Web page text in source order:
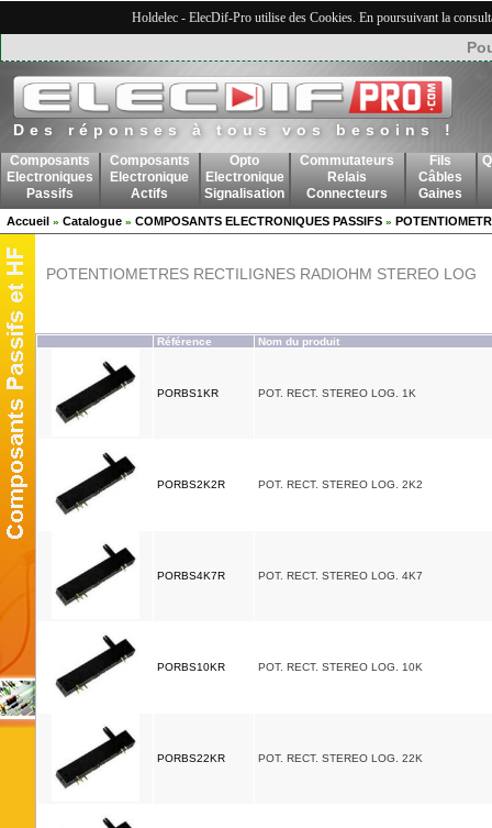
Holdelec - ElecDif-Pro utilise des Cookies. En poursuivant la
Des réponses à tous vos besoins !
Composants
Electroniques
Passifs
Composants
Electronique
Actifs
Opto
Electronique
Signalisation
Commutateurs
Relais
Connecteurs
Fils
Câbles
Gaines
Accueil » Catalogue » COMPOSANTS ELECTRONIQUES PASSIFS »
POTENTIOMETRES RECTILIGNES RADIOHM STEREO LOG
Référence Nom du produit
PORBS1KR POT. RECT. STEREO LOG. 1K
PORBS2K2R POT. RECT. STEREO LOG. 2K2
PORBS4K7R POT. RECT. STEREO LOG. 4K7
PORBS10KR POT. RECT. STEREO LOG. 10K
PORBS22KR POT. RECT. STEREO LOG. 22K